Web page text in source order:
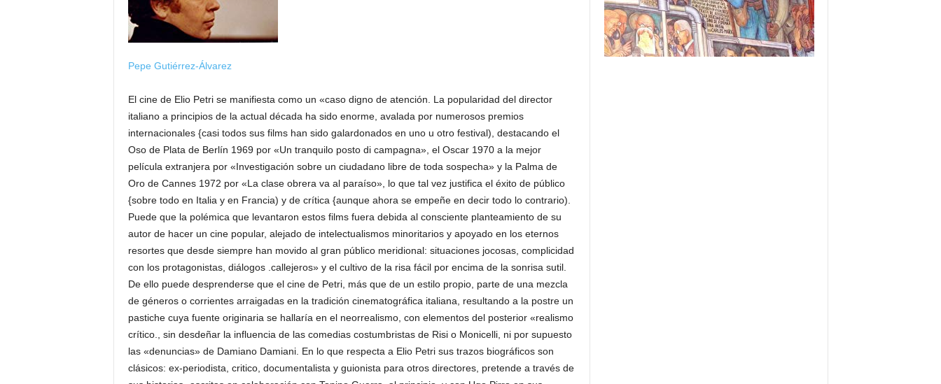
Pepe Gutiérrez-Álvarez
El cine de Elio Petri se manifiesta como un «caso digno de atención. La popularidad del director
italiano a principios de la actual década ha sido enorme, avalada por numerosos premios
internacionales {casi todos sus films han sido galardonados en uno u otro festival), destacando el
Oso de Plata de Berlín 1969 por «Un tranquilo posto di campagna», el Oscar 1970 a la mejor
película extranjera por «Investigación sobre un ciudadano libre de toda sospecha» y la Palma de
Oro de Cannes 1972 por «La clase obrera va al paraíso», lo que tal vez justifica el éxito de público
{sobre todo en Italia y en Francia) y de crítica {aunque ahora se empeñe en decir todo lo contrario).
Puede que la polémica que levantaron estos films fuera debida al consciente planteamiento de su
autor de hacer un cine popular, alejado de intelectualismos minoritarios y apoyado en los eternos
resortes que desde siempre han movido al gran público meridional: situaciones jocosas, complicidad
con los protagonistas, diálogos .callejeros» y el cultivo de la risa fácil por encima de la sonrisa sutil.
De ello puede desprenderse que el cine de Petri, más que de un estilo propio, parte de una mezcla
de géneros o corrientes arraigadas en la tradición cinematográfica italiana, resultando a la postre un
pastiche cuya fuente originaria se hallaría en el neorrealismo, con elementos del posterior «realismo
crítico., sin desdeñar la influencia de las comedias costumbristas de Risi o Monicelli, ni por supuesto
las «denuncias» de Damiano Damiani. En lo que respecta a Elio Petri sus trazos biográficos son
clásicos: ex-periodista, critico, documentalista y guionista para otros directores, pretende a través de